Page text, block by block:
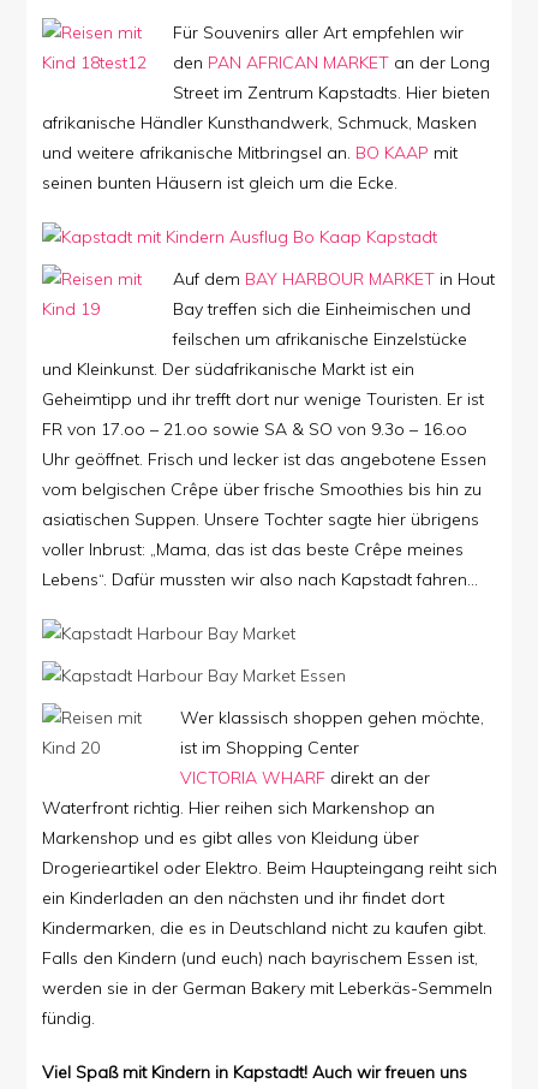
Für Souvenirs aller Art empfehlen wir
den PAN AFRICAN MARKET an der Long
Street im Zentrum Kapstadts. Hier bieten
afrikanische Händler Kunsthandwerk, Schmuck, Masken
und weitere afrikanische Mitbringsel an. BO KAAP mit
seinen bunten Häusern ist gleich um die Ecke.
Auf dem BAY HARBOUR MARKET in Hout
Bay treffen sich die Einheimischen und
feilschen um afrikanische Einzelstücke
und Kleinkunst. Der südafrikanische Markt ist ein
Geheimtipp und ihr trefft dort nur wenige Touristen. Er ist
FR von 17.oo – 21.oo sowie SA & SO von 9.3o – 16.oo
Uhr geöffnet. Frisch und lecker ist das angebotene Essen
vom belgischen Crêpe über frische Smoothies bis hin zu
asiatischen Suppen. Unsere Tochter sagte hier übrigens
voller Inbrust: „Mama, das ist das beste Crêpe meines
Lebens“. Dafür mussten wir also nach Kapstadt fahren…
Wer klassisch shoppen gehen möchte,
ist im Shopping Center
VICTORIA WHARF direkt an der
Waterfront richtig. Hier reihen sich Markenshop an
Markenshop und es gibt alles von Kleidung über
Drogerieartikel oder Elektro. Beim Haupteingang reiht sich
ein Kinderladen an den nächsten und ihr findet dort
Kindermarken, die es in Deutschland nicht zu kaufen gibt.
Falls den Kindern (und euch) nach bayrischem Essen ist,
werden sie in der German Bakery mit Leberkäs-Semmeln
fündig.
Viel Spaß mit Kindern in Kapstadt! Auch wir freuen uns